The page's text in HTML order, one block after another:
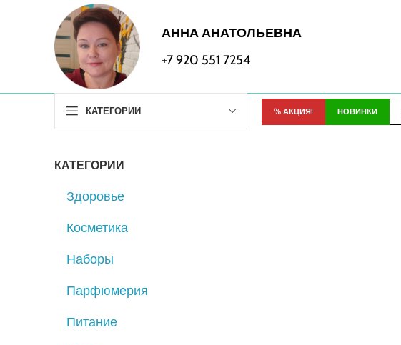
АННА АНАТОЛЬЕВНА
+7 920 551 7254
КАТЕГОРИИ % АКЦИЯ! НОВИНКИ
КАТЕГОРИИ
Здоровье
Косметика
Наборы
Парфюмерия
Питание